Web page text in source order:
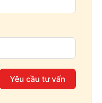
Yêu cầu tư vấn